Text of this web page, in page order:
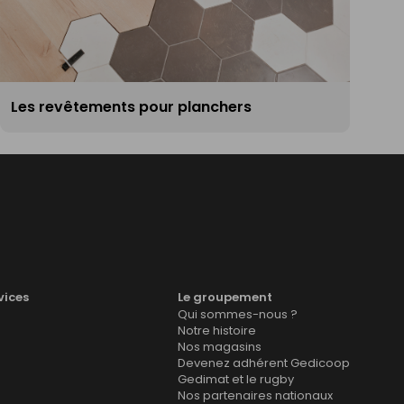
Les revêtements pour planchers
Le groupement
Qui sommes-nous ?
Notre histoire
Nos magasins
Devenez adhérent Gedicoop
Gedimat et le rugby
Nos partenaires nationaux